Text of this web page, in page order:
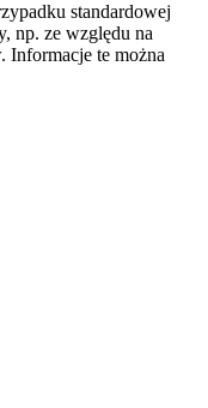
standardowej
np. ze względu na
Informacje te można